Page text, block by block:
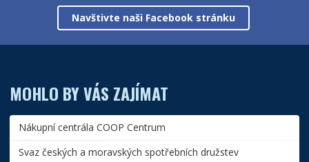
Navštivte naši Facebook stránku
MOHLO BY VÁS ZAJÍMAT
Nákupní centrála COOP Centrum
Svaz českých a moravských spotřebních družstev